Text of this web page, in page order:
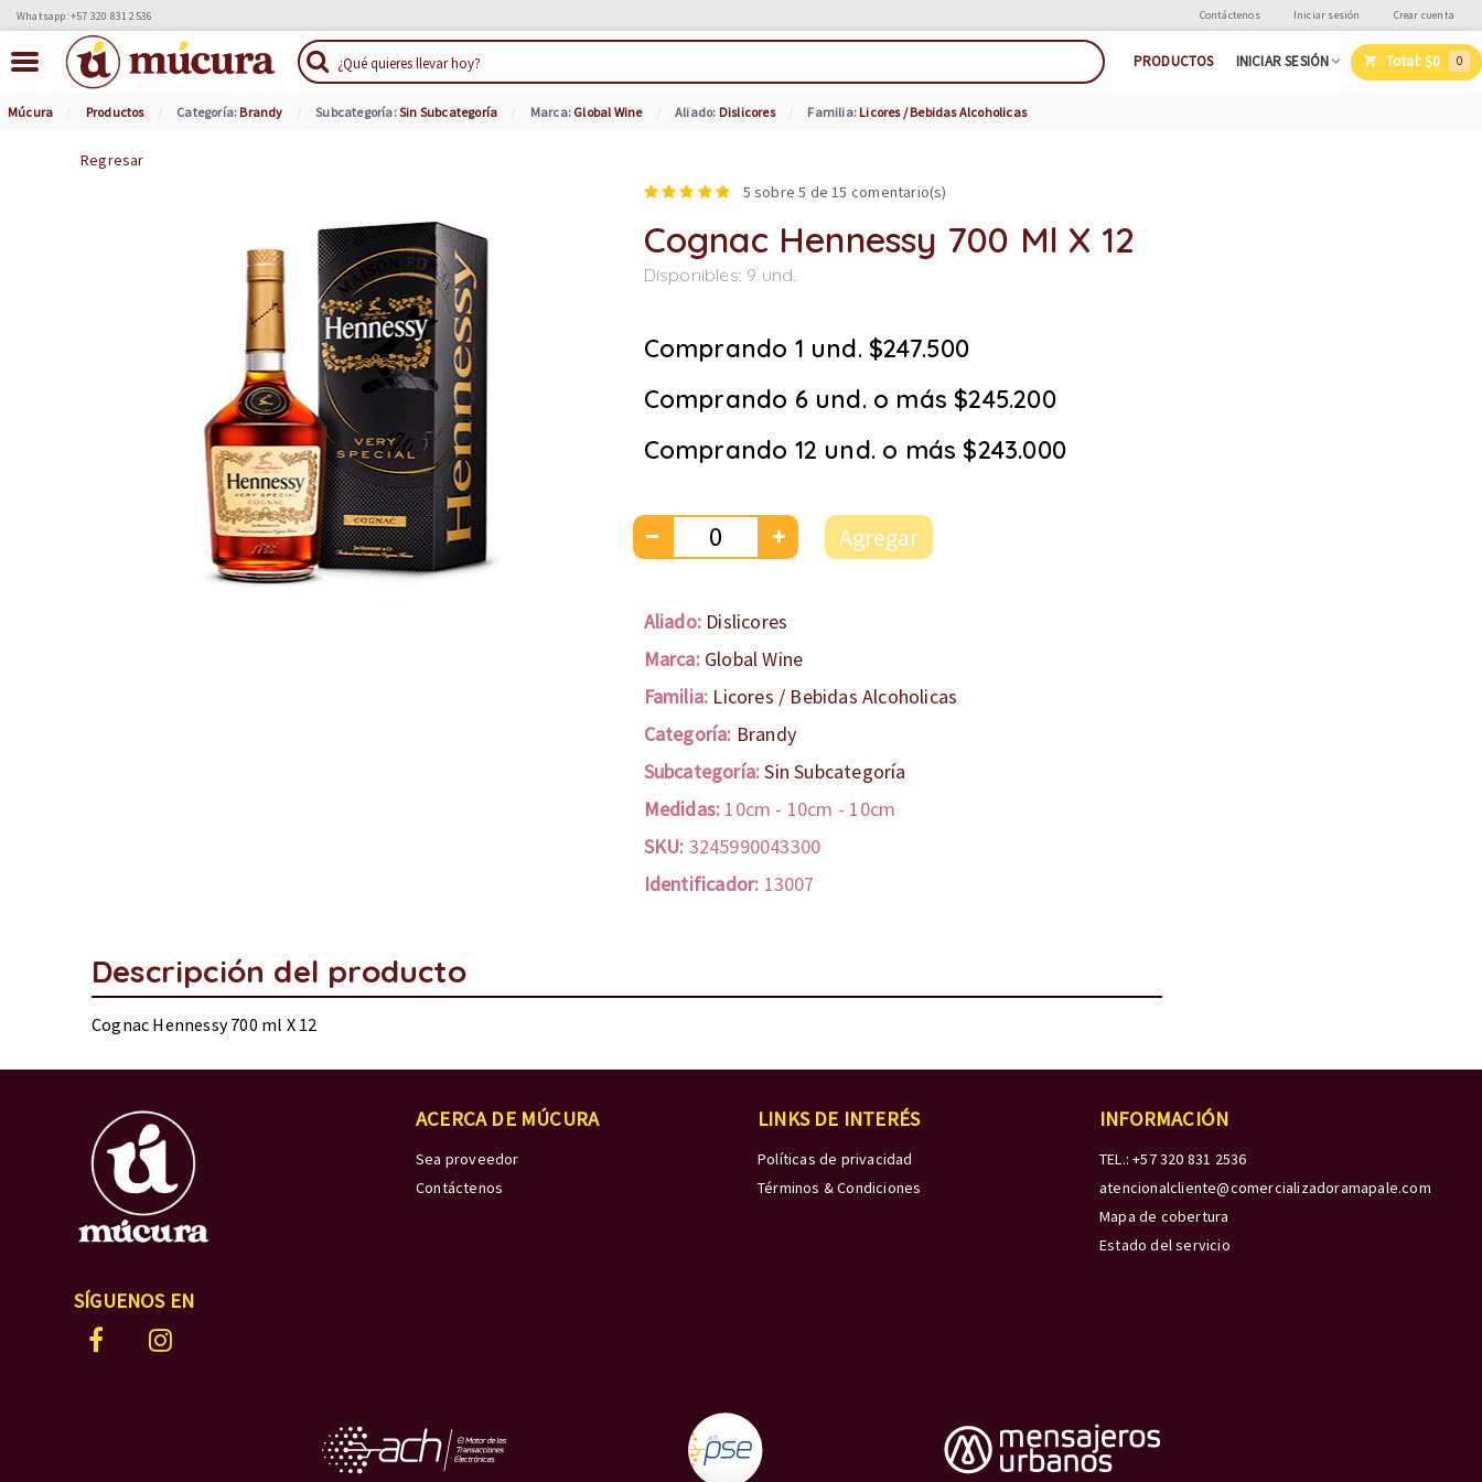
Whatsapp: +57 320 831 2536 Contáctenos Iniciar sesión Crear cuenta
PRODUCTOS INICIAR SESIÓN Total:$0 0
Múcura Productos Categoría: Brandy Subcategoría:Sin Subcategoría Marca: Global Wine Aliado: Dislicores Familia: Licores / Bebidas Alcoholicas
Regresar
5 sobre 5 de15 comentario(s)
Cognac Hennessy 700 Ml X 12
Disponibles: 9 und.
Comprando 1 und. $247.500
Comprando 6 und. o más $245.200
Comprando 12 und. o más $243.000
Agregar
Aliado: Dislicores
Marca: Global Wine
Familia: Licores / Bebidas Alcoholicas
Categoría: Brandy
Subcategoría:Sin Subcategoría
Medidas: 10cm - 10cm - 10cm
SKU: 3245990043300
Identificador: 13007
Descripción del producto
Cognac Hennessy 700 ml X 12
SÍGUENOS EN
ACERCA DE MÚCURA
Sea proveedor
Contáctenos
LINKS DE INTERÉS
Políticas de privacidad
Términos & Condiciones
INFORMACIÓN
TEL.: +57 320 831 2536
atencionalcliente@comercializadoramapale.com
Mapa de cobertura
Estado del servicio